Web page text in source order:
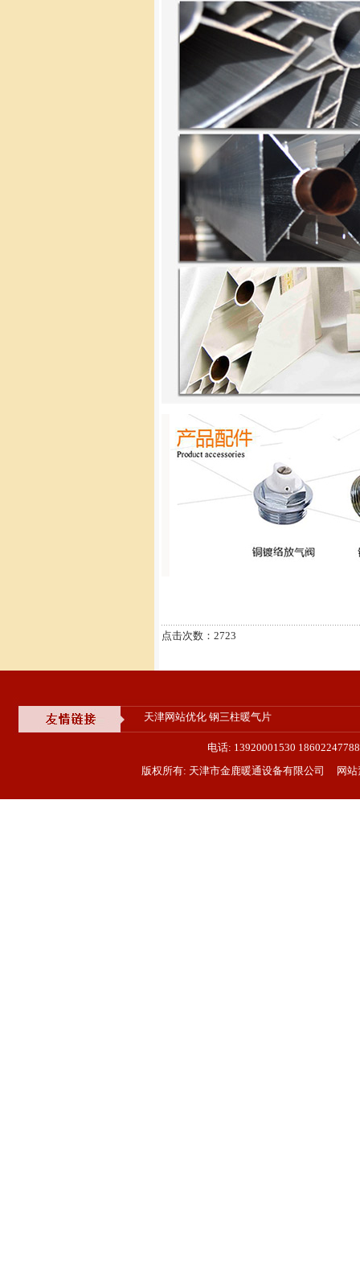
点击次数：2723
天津网站优化 钢三柱暖气片
电话: 13920001530
版权所有: 天津市金鹿暖通设备有限公司 网